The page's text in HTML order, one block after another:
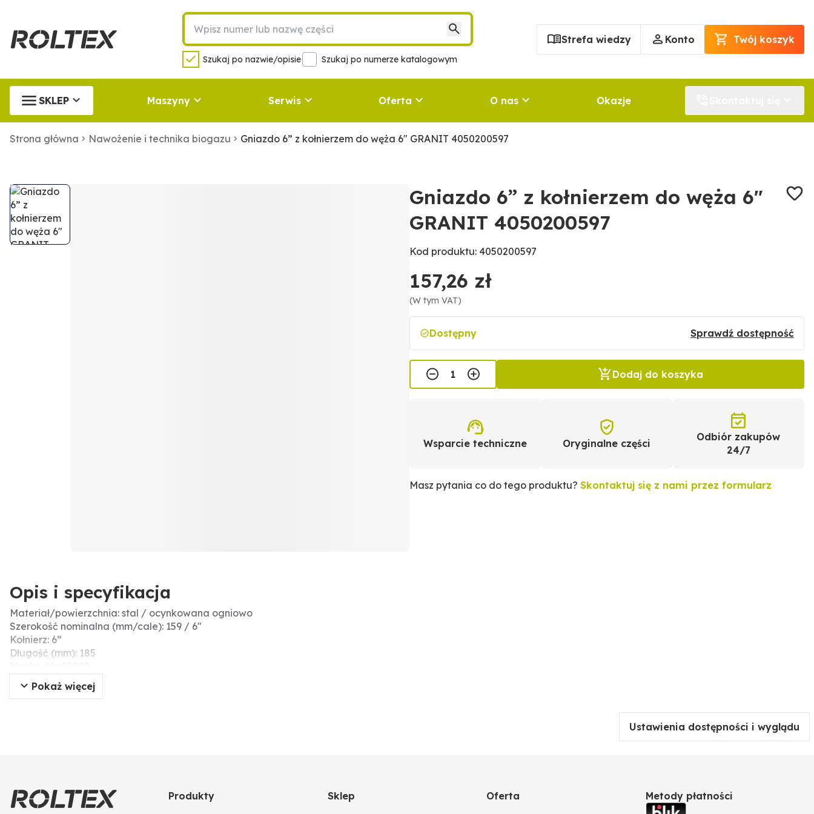
Szukaj po nazwie/opisie Szukaj po numerze katalogowym
Strefa wiedzy Konto Twój koszyk
SKLEP Maszyny Serwis Oferta O nas Okazje
Strona główna Nawożenie i technika biogazu Gniazdo 6” z kołnierzem do węża 6" GRANIT 4050200597
Gniazdo 6” z kołnierzem do węża 6"
GRANIT 4050200597
Kod produktu: 4050200597
157,26 zł
(W tym VAT)
Dostępny Sprawdź dostępność
Dodaj do koszyka
Wsparcie techniczne Oryginalne części
Odbiór zakupów
24/7
Masz pytania co do tego produktu? Skontaktuj się z nami przez formularz
Opis i specyfikacja
Materiał/powierzchnia: stal / ocynkowana ogniowo
Szerokość nominalna (mm/cale): 159 / 6"
Kołnierz: 6”
Długość (mm): 185
Rozstaw otworów (mm): 150 x 150
pasuje do: system Perrot
Pokaż więcej
Ustawienia dostępności i wyglądu
Produkty Sklep Oferta Metody płatności